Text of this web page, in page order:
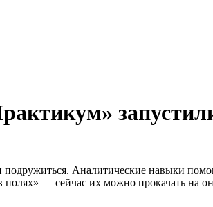
Аналитические навыки
— сейчас их можно прокачать на